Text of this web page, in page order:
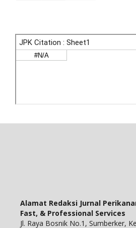
Alamat Redaksi Jurnal
Fast, & Professional Services
Jl. Raya Bosnik No.1, Sumberker,